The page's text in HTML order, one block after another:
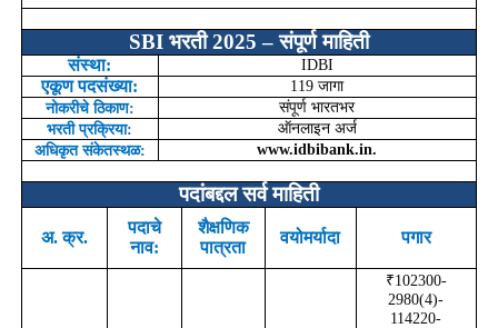
SBI भरती 2025–संपूर्ण माहिती
संस्था: IDBI
एकूण पदसंख्या: 119जागा
नोकरीचे ठिकाण:
संपूर्ण भारतभर
भरती प्रक्रिया:
ऑनलाइन अर्ज
अधिकृत संकेतस्थळ:
www.idbibank.in.
पदांबद्दल सर्व माहिती
अ. क्र.
पदाचे
नाव:
शैक्षणिक
पात्रता
वयोमर्यादा पगार
₹102300-
2980(4)-
114220-